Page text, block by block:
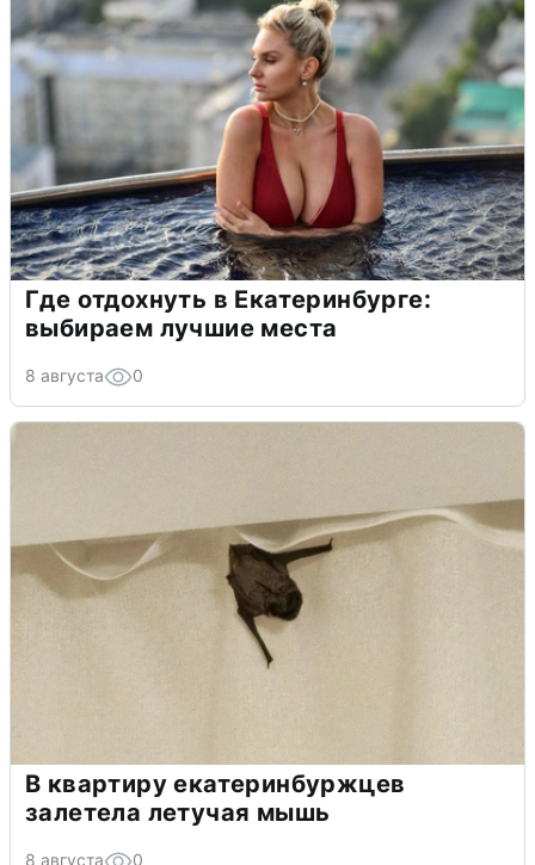
Где отдохнуть в Екатеринбурге:
выбираем лучшие места
8 августа 0
В квартиру екатеринбуржцев
залетела летучая мышь
8 августа 0